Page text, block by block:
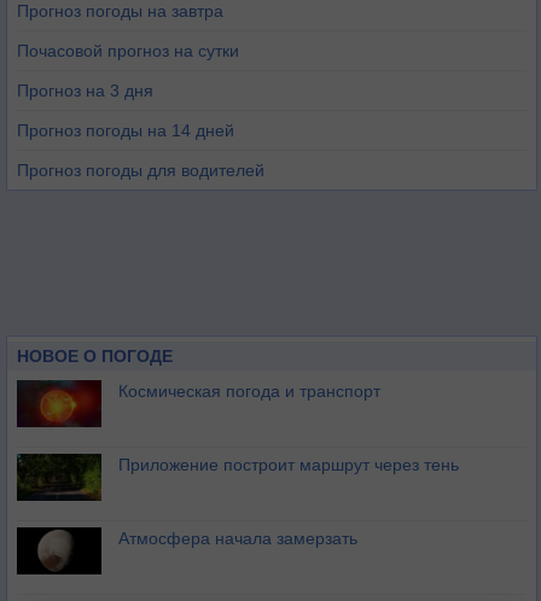
Прогноз погоды на завтра
Почасовой прогноз на сутки
Прогноз на 3 дня
Прогноз погоды на 14 дней
Прогноз погоды для водителей
НОВОЕ О ПОГОДЕ
Космическая погода и транспорт
Приложение построит маршрут через тень
Атмосфера начала замерзать